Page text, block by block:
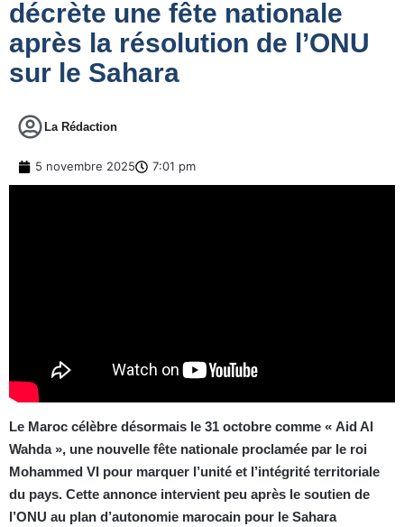
décrète une fête nationale
après la résolution de l’ONU
sur le Sahara
La Rédaction
5 novembre 2025 7:01 pm
Le Maroc célèbre désormais le 31 octobre comme « Aid Al
Wahda », une nouvelle fête nationale proclamée par le roi
Mohammed VI pour marquer l’unité et l’intégrité territoriale
du pays. Cette annonce intervient peu après le soutien de
l’ONU au plan d’autonomie marocain pour le Sahara